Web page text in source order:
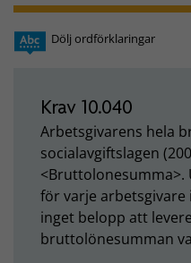
Dölj ordförklaringar
Krav 10.040
Arbetsgivarens hela
socialavgiftslagen
för varje arbetsgivare
inget belopp att
bruttolönesumman